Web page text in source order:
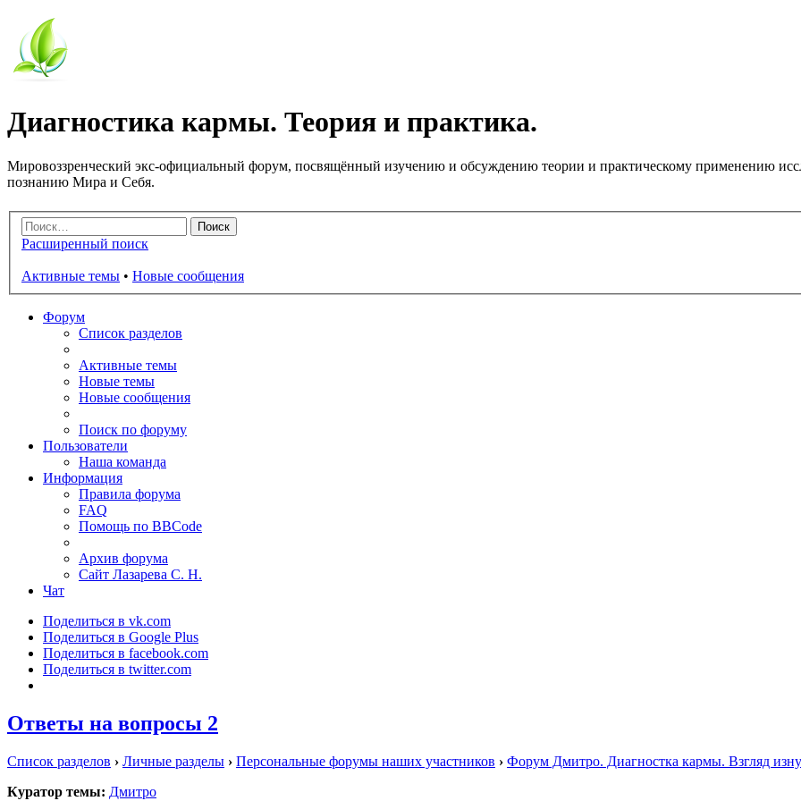
Диагностика кармы. Теория и практика.
Мировоззренческий экс-официальный форум, посвящённый изучению и обсуждению теории и практическому применению
познанию Мира и Себя.
Расширенный поиск
Активные темы • Новые сообщения
Форум
Список разделов
Активные темы
Новые темы
Новые сообщения
Поиск по форуму
Пользователи
Наша команда
Информация
Правила форума
FAQ
Помощь по BBCode
Архив форума
Сайт Лазарева С. Н.
Чат
Поделиться в vk.com
Поделиться в Google Plus
Поделиться в facebook.com
Поделиться в twitter.com
Ответы на вопросы 2
Список разделов › Личные разделы › Персональные форумы наших участников › Форум Дмитро. Диагностка кармы. Взгляд
Куратор темы: Дмитро